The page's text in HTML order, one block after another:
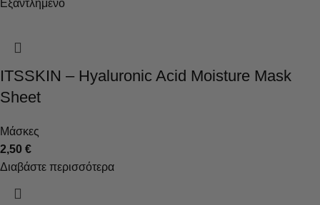
Εξαντλημένο
ITSSKIN – Hyaluronic Acid Moisture Mask
Sheet
Μάσκες
2,50 €
Διαβάστε περισσότερα